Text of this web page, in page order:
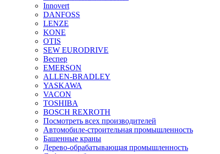
Innovert
DANFOSS
LENZE
KONE
OTIS
SEW EURODRIVE
Веспер
EMERSON
ALLEN-BRADLEY
YASKAWA
VACON
TOSHIBA
BOSCH REXROTH
Посмотреть всех производителей
Автомобиле-строительная промышленность
Башенные краны
Дерево-обрабатывающая промышленность